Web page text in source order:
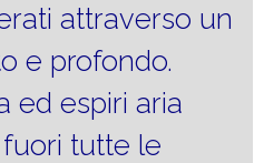
attraverso un
e profondo.
ed espiri aria
tutte le